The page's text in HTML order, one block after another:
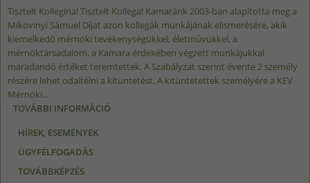
Tisztelt Kollegina! Tisztelt Kollega! Kamaránk 2003-ban alapította meg a
Mikovinyi Sámuel Díjat azon kollegák munkájának elismerésére, akik
kiemelkedő mérnöki tevékenységükkel, életművükkel, a
mérnöktársadalom, a Kamara érdekében végzett munkájukkal
maradandó értéket teremtettek. A Szabályzat szerint évente 2 személy
részére lehet odaítélni a kitüntetést. A kitüntetettek személyére a KEV
Mérnöki...
TOVÁBBI INFORMÁCIÓ
HÍREK, ESEMÉNYEK
ÜGYFÉLFOGADÁS
TOVÁBBKÉPZÉS